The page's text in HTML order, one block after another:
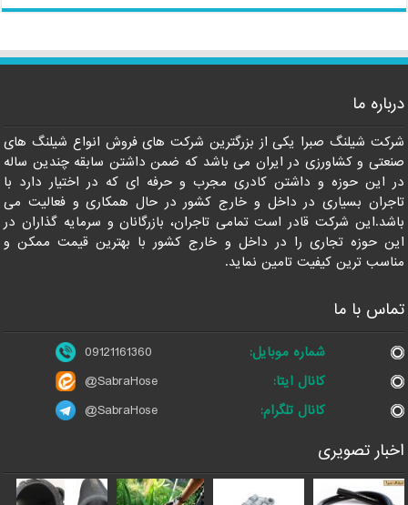
درباره ما
شرکت شیلنگ صبرا یکی از بزرگترین شرکت های فروش انواع شیلنگ های
صنعتی و کشاورزی در ایران می باشد که ضمن داشتن سابقه چندین ساله
در این حوزه و داشتن کادری مجرب و حرفه ای که در اختیار دارد با
تاجران بسیاری در داخل و خارج کشور در حال همکاری و فعالیت می
باشد.این شرکت قادر است تمامی تاجران، بازرگانان و سرمایه گذاران در
این حوزه تجاری را در داخل و خارج کشور با بهترین قیمت ممکن و
مناسب ترین کیفیت تامین نماید.
تماس با ما
شماره موبایل:
09121161360
کانال ایتا:
@SabraHose
کانال تلگرام:
@SabraHose
اخبار تصویری
09121161360